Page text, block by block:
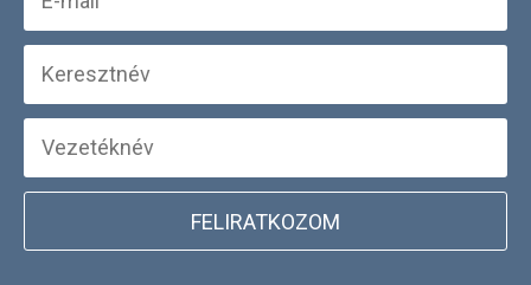
FELIRATKOZOM